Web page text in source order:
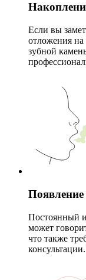
Если вы
отложения на
зубной
Появление
Постоянный
может
что также
консультации.